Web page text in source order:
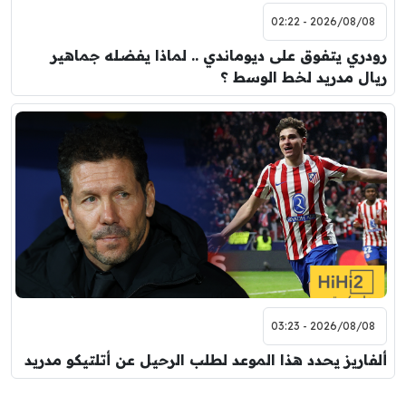
2026/08/08 - 02:22
رودري يتفوق على ديوماندي .. لماذا يفضله جماهير
ريال مدريد لخط الوسط ؟
2026/08/08 - 03:23
ألفاريز يحدد هذا الموعد لطلب الرحيل عن أتلتيكو مدريد